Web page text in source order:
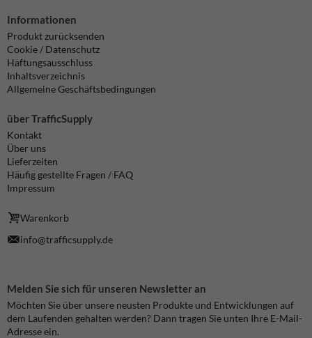
Informationen
Produkt zurücksenden
Cookie / Datenschutz
Haftungsausschluss
Inhaltsverzeichnis
Allgemeine Geschäftsbedingungen
über TrafficSupply
Kontakt
Über uns
Lieferzeiten
Häufig gestellte Fragen / FAQ
Impressum
Warenkorb
info@trafficsupply.de
Melden Sie sich für unseren Newsletter an
Möchten Sie über unsere neusten Produkte und Entwicklungen auf
dem Laufenden gehalten werden? Dann tragen Sie unten Ihre E-Mail-
Adresse ein.